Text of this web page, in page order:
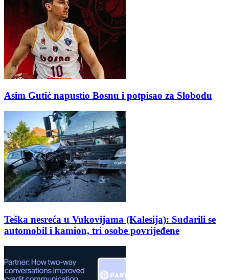
Asim Gutić napustio Bosnu i potpisao za Slobodu
Teška nesreća u Vukovijama (Kalesija): Sudarili se
automobil i kamion, tri osobe povrijeđene